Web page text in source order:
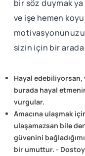
bir söz duymak
ve işe hemen
sizin için bir
Hayal
burada hayal
vurgular.
Amacına ulaşmak
ulaşamazsan bile
güvenini
bir umuttur. -